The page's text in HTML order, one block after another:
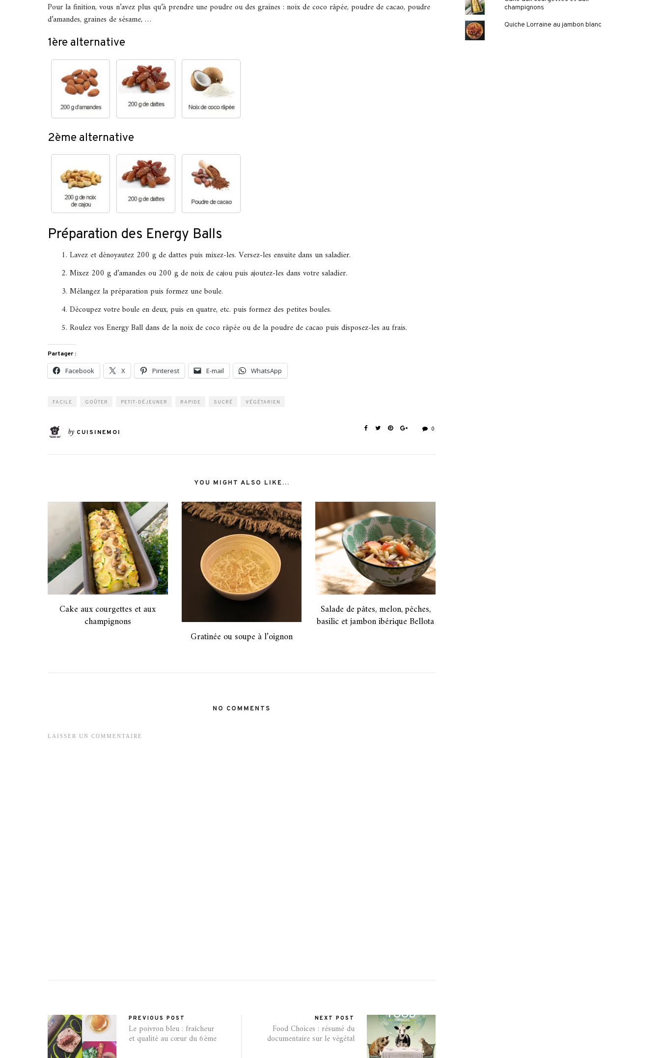
Pour la finition, vous n’avez plus qu’à prendre une poudre ou des graines : noix de coco râpée, poudre de cacao, poudre
d’amandes, graines de sésame, …
1ère alternative
2ème alternative
Préparation des Energy Balls
Lavez et dénoyautez 200 g de dattes puis mixez-les. Versez-les ensuite dans un saladier.
Mixez 200 g d’amandes ou 200 g de noix de cajou puis ajoutez-les dans votre saladier.
Mélangez la préparation puis formez une boule.
Découpez votre boule en deux, puis en quatre, etc. puis formez des petites boules.
Roulez vos Energy Ball dans de la noix de coco râpée ou de la poudre de cacao puis disposez-les au frais.
Partager :
Facebook X Pinterest E-mail WhatsApp
FACILE GOÛTER PETIT-DÉJEUNER RAPIDE SUCRÉ VÉGÉTARIEN
by CUISINEMOI 0
YOU MIGHT ALSO LIKE...
Cake aux courgettes et aux
champignons
Gratinée ou soupe à l’oignon
Salade de pâtes, melon, pêches,
basilic et jambon ibérique Bellota
NO COMMENTS
LAISSER UN COMMENTAIRE
PREVIOUS POST
Le poivron bleu : fraîcheur
et qualité au cœur du 6ème
NEXT POST
Food Choices : résumé du
documentaire sur le végétal
champignons
Quiche Lorraine au jambon blanc